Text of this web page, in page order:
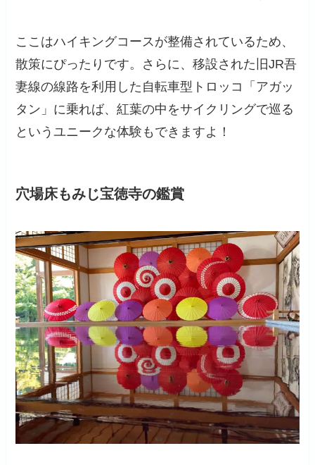
ここはハイキングコースが整備されているため、
散策にぴったりです。さらに、移設された旧JR吾
妻線の線路を利用した自転車型トロッコ「アガッ
タン」に乗れば、紅葉の中をサイクリングで巡る
というユニークな体験もできますよ！
穴場床もみじ宝徳寺の鑑賞